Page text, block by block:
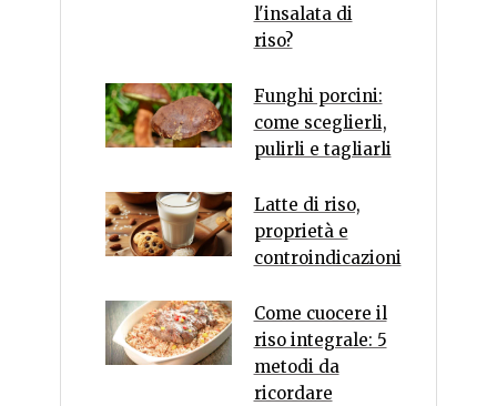
l'insalata di
riso?
Funghi porcini:
come sceglierli,
pulirli e tagliarli
Latte di riso,
proprietà e
controindicazioni
Come cuocere il
riso integrale: 5
metodi da
ricordare